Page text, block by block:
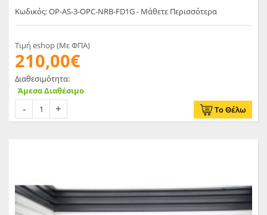
Κωδικός: OP-AS-3-OPC-NRB-FD1G - Μάθετε Περισσότερα
Τιμή eshop (Με ΦΠΑ)
210,00€
Διαθεσιμότητα:
Άμεσα Διαθέσιμο
Το Θέλω